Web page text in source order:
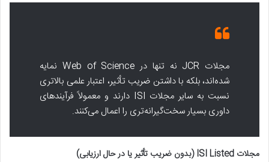
مجلات JCR نه تنها در Web of Science نمایه
شده‌اند، بلکه با داشتن ضریب تأثیر، اعتبار علمی بالاتری
نسبت به سایر مجلات ISI دارند و معمولاً فرآیندهای
داوری بسیار سخت‌گیرانه‌تری را اعمال می‌کنند.
مجلات ISI Listed (بدون ضریب تأثیر یا در حال ارزیابی)